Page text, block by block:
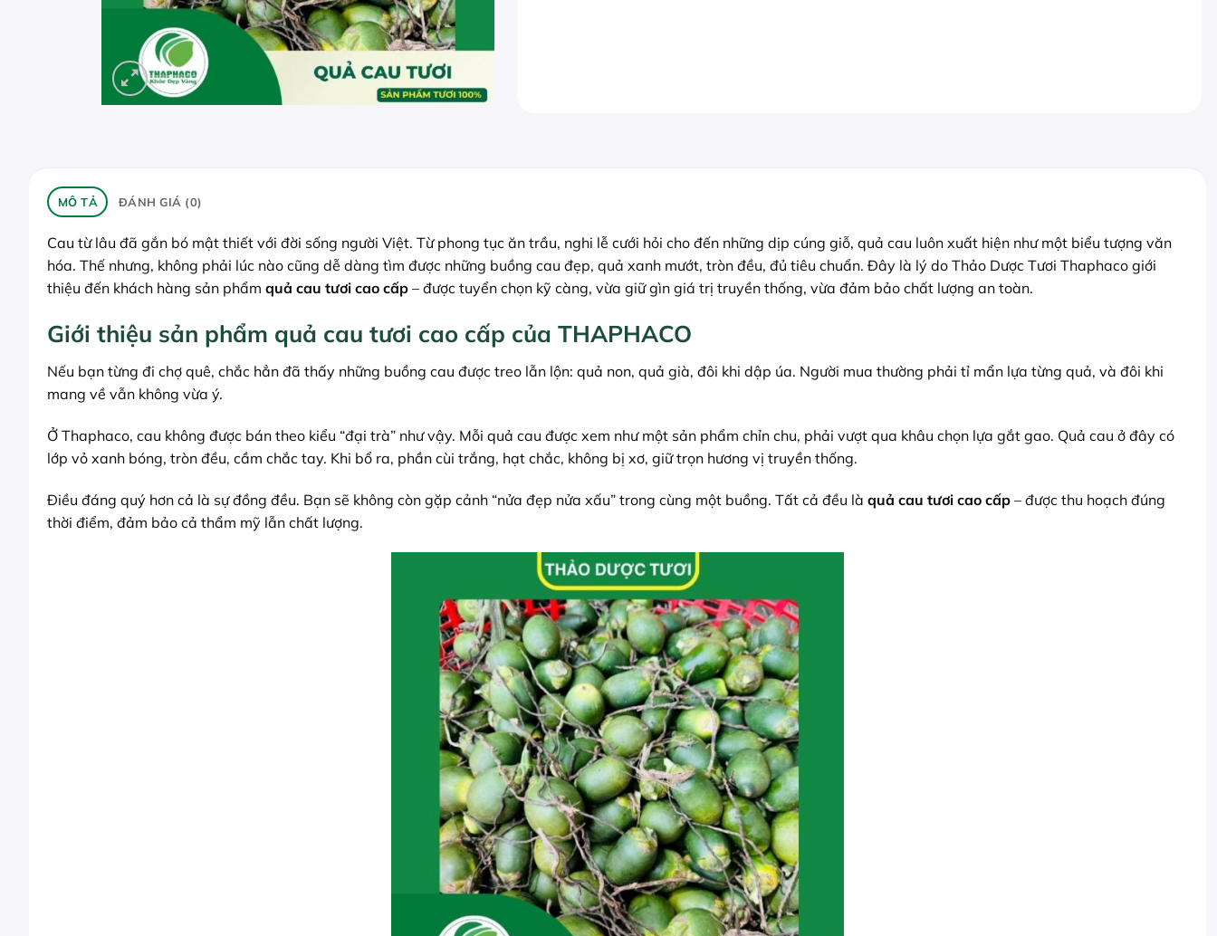
MÔ TẢ ĐÁNH GIÁ (0)
Cau từ lâu đã gắn bó mật thiết với đời sống người Việt. Từ phong tục ăn trầu, nghi lễ cưới hỏi cho đến những dịp cúng giỗ, quả cau luôn xuất hiện như một biểu tượng văn
hóa. Thế nhưng, không phải lúc nào cũng dễ dàng tìm được những buồng cau đẹp, quả xanh mướt, tròn đều, đủ tiêu chuẩn. Đây là lý do Thảo Dược Tươi Thaphaco giới
thiệu đến khách hàng sản phẩm quả cau tươi cao cấp – được tuyển chọn kỹ càng, vừa giữ gìn giá trị truyền thống, vừa đảm bảo chất lượng an toàn.
Giới thiệu sản phẩm quả cau tươi cao cấp của THAPHACO
Nếu bạn từng đi chợ quê, chắc hẳn đã thấy những buồng cau được treo lẫn lộn: quả non, quả già, đôi khi dập úa. Người mua thường phải tỉ mẩn lựa từng quả, và đôi khi
mang về vẫn không vừa ý.
Ở Thaphaco, cau không được bán theo kiểu “đại trà” như vậy. Mỗi quả cau được xem như một sản phẩm chỉn chu, phải vượt qua khâu chọn lựa gắt gao. Quả cau ở đây có
lớp vỏ xanh bóng, tròn đều, cầm chắc tay. Khi bổ ra, phần cùi trắng, hạt chắc, không bị xơ, giữ trọn hương vị truyền thống.
Điều đáng quý hơn cả là sự đồng đều. Bạn sẽ không còn gặp cảnh “nửa đẹp nửa xấu” trong cùng một buồng. Tất cả đều là quả cau tươi cao cấp – được thu hoạch đúng
thời điểm, đảm bảo cả thẩm mỹ lẫn chất lượng.